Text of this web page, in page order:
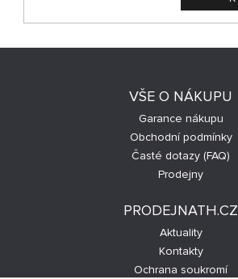
VŠE O NÁKUPU
Garance nákupu
Obchodní podmínky
Časté dotazy (FAQ)
Prodejny
PRODEJNATH.CZ
Aktuality
Kontakty
Ochrana soukromí